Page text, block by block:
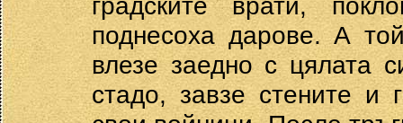
поднесоха дарове. А
влезе заедно с цялата
стадо, завзе стените и